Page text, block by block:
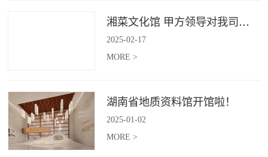
湘菜文化馆 甲方领导对我司授牌
2025-02-17
MORE >
湖南省地质资料馆开馆啦！
2025-01 -02
MORE >